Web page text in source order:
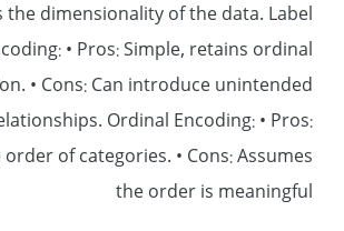
the dimensionality of the data. Label
• Pros: Simple, retains ordinal
• Cons: Can introduce unintended
Ordinal Encoding: • Pros:
of categories. • Cons: Assumes
the order is meaningful